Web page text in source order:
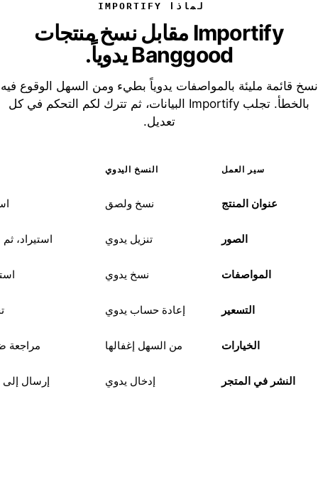
لماذا IMPORTIFY
Importify مقابل نسخ منتجات
Banggood يدوياً.
نسخ قائمة مليئة بالمواصفات يدوياً بطيء ومن السهل الوقوع فيه
بالخطأ. تجلب Importify البيانات، ثم تترك لكم التحكم في كل
تعديل.
سير العمل النسخ اليدوي
عنوان المنتج نسخ ولصق
الصور تنزيل يدوي استيراد،
المواصفات نسخ يدوي
التسعير إعادة حساب يدوي
الخيارات من السهل إغفالها مراجعة
النشر في المتجر إدخال يدوي إرسال إلى